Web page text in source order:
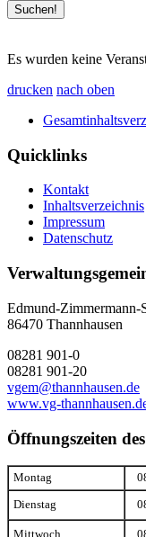
Es wurden keine
drucken nach oben
Quicklinks
Kontakt
Inhaltsverzeichnis
Impressum
Datenschutz
Edmund-Zimmermann-
86470 Thannhausen
08281 901-0
08281 901-20
vgem@thannhausen.de
www.vg-
Öffnungszeiten
Montag
Dienstag